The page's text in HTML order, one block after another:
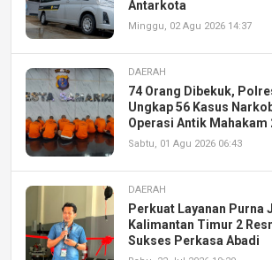
Antarkota
Minggu, 02 Agu 2026 14:37
DAERAH
74 Orang Dibekuk,
Ungkap 56 Kasus
Operasi Antik Mahakam
Sabtu, 01 Agu 2026 06:43
DAERAH
Perkuat Layanan Purna
Kalimantan Timur 2
Sukses Perkasa Abadi